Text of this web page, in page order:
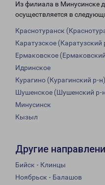
Из филиала в Минусинске
осуществляется в
Краснотуранск
Каратузское (Каратузский
Ермаковское
Идринское
Курагино (Курагинский р-н)
Шушенское (Шушенский р-
Минусинск
Кызыл
Другие
Бийск - Клинцы
Ноябрьск - Балашов